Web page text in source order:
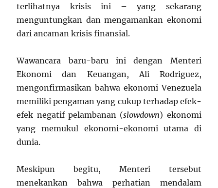
terlihatnya krisis ini – yang sekarang
menguntungkan dan mengamankan ekonomi
dari ancaman krisis finansial.
Wawancara baru-baru ini dengan Menteri
Ekonomi dan Keuangan, Ali Rodriguez,
mengonfirmasikan bahwa ekonomi Venezuela
memiliki pengaman yang cukup terhadap efek-
efek negatif pelambanan (slowdown) ekonomi
yang memukul ekonomi-ekonomi utama di
dunia.
Meskipun begitu, Menteri tersebut
menekankan bahwa perhatian mendalam